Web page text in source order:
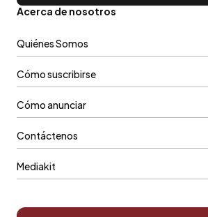
Acerca de nosotros
Quiénes Somos
Cómo suscribirse
Cómo anunciar
Contáctenos
Mediakit